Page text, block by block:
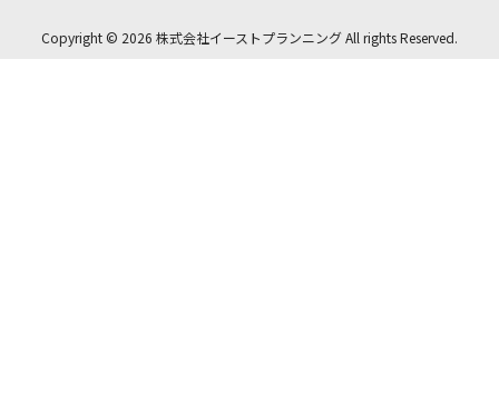
Copyright © 2026 株式会社イーストプランニング All rights Reserved.